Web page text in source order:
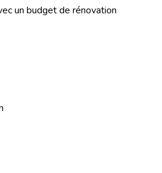
un budget de rénovation